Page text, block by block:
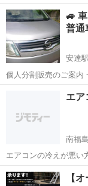
らない。。。」 「自
考えているけれど、相談先が分か
がございましたら、ご
福島 郡山市
🚙
普通
安達駅
個人分割販売のご案内 一般のオートローンをご利用できない方を対象
に、当店独自の審査による
いの遅れがあった方
エア
南福
エアコンの冷えが悪い方。
1台3000円からになり
います。 家庭用エアコンは6000円からになります。 家庭用エアコン
福島 福島市
【